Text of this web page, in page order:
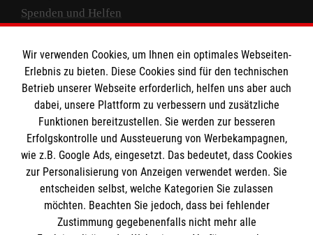
Spenden und Helfen
Empfänger: Malteser Hilfsdienst e.V.
IBAN: DE10 3706 0120 1201 2000 12
BIC: GENODED 1PA7
Wir verwenden Cookies, um Ihnen ein optimales Webseiten-
Erlebnis zu bieten. Diese Cookies sind für den technischen
Betrieb unserer Webseite erforderlich, helfen uns aber auch
dabei, unsere Plattform zu verbessern und zusätzliche
Funktionen bereitzustellen. Sie werden zur besseren
Erfolgskontrolle und Aussteuerung von Werbekampagnen,
wie z.B. Google Ads, eingesetzt. Das bedeutet, dass Cookies
zur Personalisierung von Anzeigen verwendet werden. Sie
entscheiden selbst, welche Kategorien Sie zulassen
möchten. Beachten Sie jedoch, dass bei fehlender
Zustimmung gegebenenfalls nicht mehr alle